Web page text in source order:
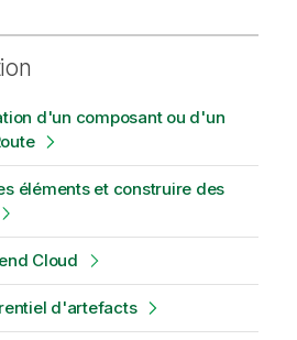
d'un composant ou d'un
éléments et construire des
Cloud
d'artefacts